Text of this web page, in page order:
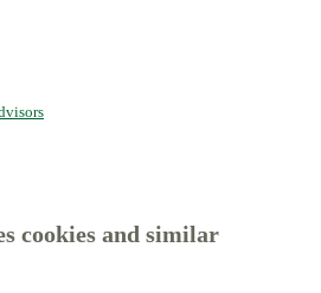
cookies and similar